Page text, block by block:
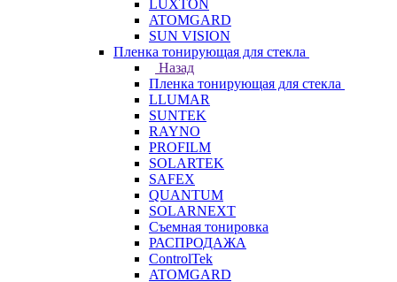
LUXTON
ATOMGARD
SUN VISION
Пленка тонирующая для стекла
Назад
Пленка тонирующая для стекла
LLUMAR
SUNTEK
RAYNO
PROFILM
SOLARTEK
SAFEX
QUANTUM
SOLARNEXT
Съемная тонировка
РАСПРОДАЖА
ControlTek
ATOMGARD